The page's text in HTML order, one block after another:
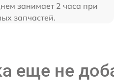
занимает 2 часа при
запчастей.
еще не